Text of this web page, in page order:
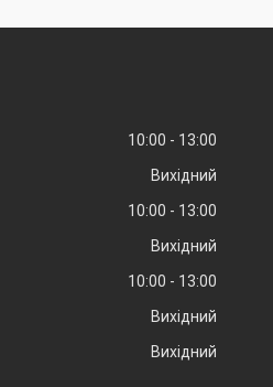
10:00
13:00
Вихідний
10:00
13:00
Вихідний
10:00
13:00
Вихідний
Вихідний